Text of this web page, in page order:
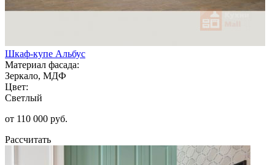
Шкаф-купе Альбус
Материал фасада:
Зеркало, МДФ
Цвет:
Светлый
от 110 000 руб.
Рассчитать